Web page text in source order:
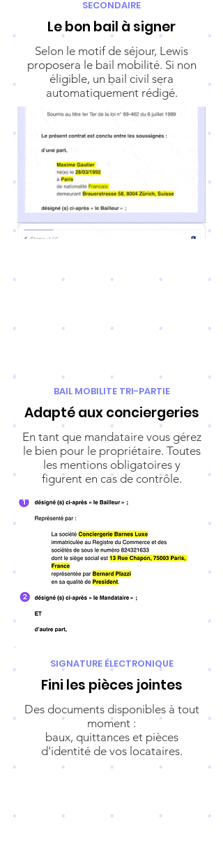
SECONDAIRE
Le bon bail à signer
Selon le motif de séjour, Lewis
proposera le bail mobilité. Si non
éligible, un bail civil sera
automatiquement rédigé.
BAIL MOBILITE TRI-PARTIE
Adapté aux conciergeries
En tant que mandataire vous gérez
le bien pour le propriétaire. Toutes
les mentions obligatoires y
figurent en cas de contrôle.
SIGNATURE ÉLECTRONIQUE
Fini les pièces jointes
Des documents disponibles à tout
moment :
baux, quittances et pièces
d'identité de vos locataires.